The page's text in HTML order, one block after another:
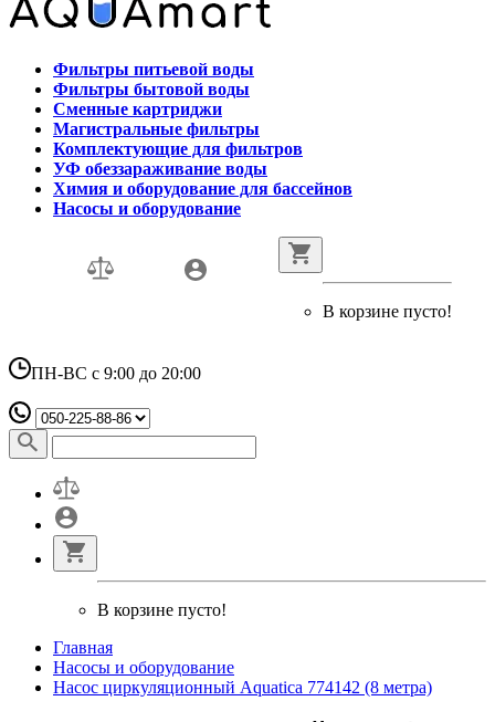
Фильтры питьевой воды
Фильтры бытовой воды
Сменные картриджи
Магистральные фильтры
Комплектующие для фильтров
УФ обеззараживание воды
Химия и оборудование для бассейнов
Насосы и оборудование
В корзине пусто!
ПН-ВС с 9:00 до 20:00
В корзине пусто!
Главная
Насосы и оборудование
Насос циркуляционный Aquatica 774142 (8 метра)